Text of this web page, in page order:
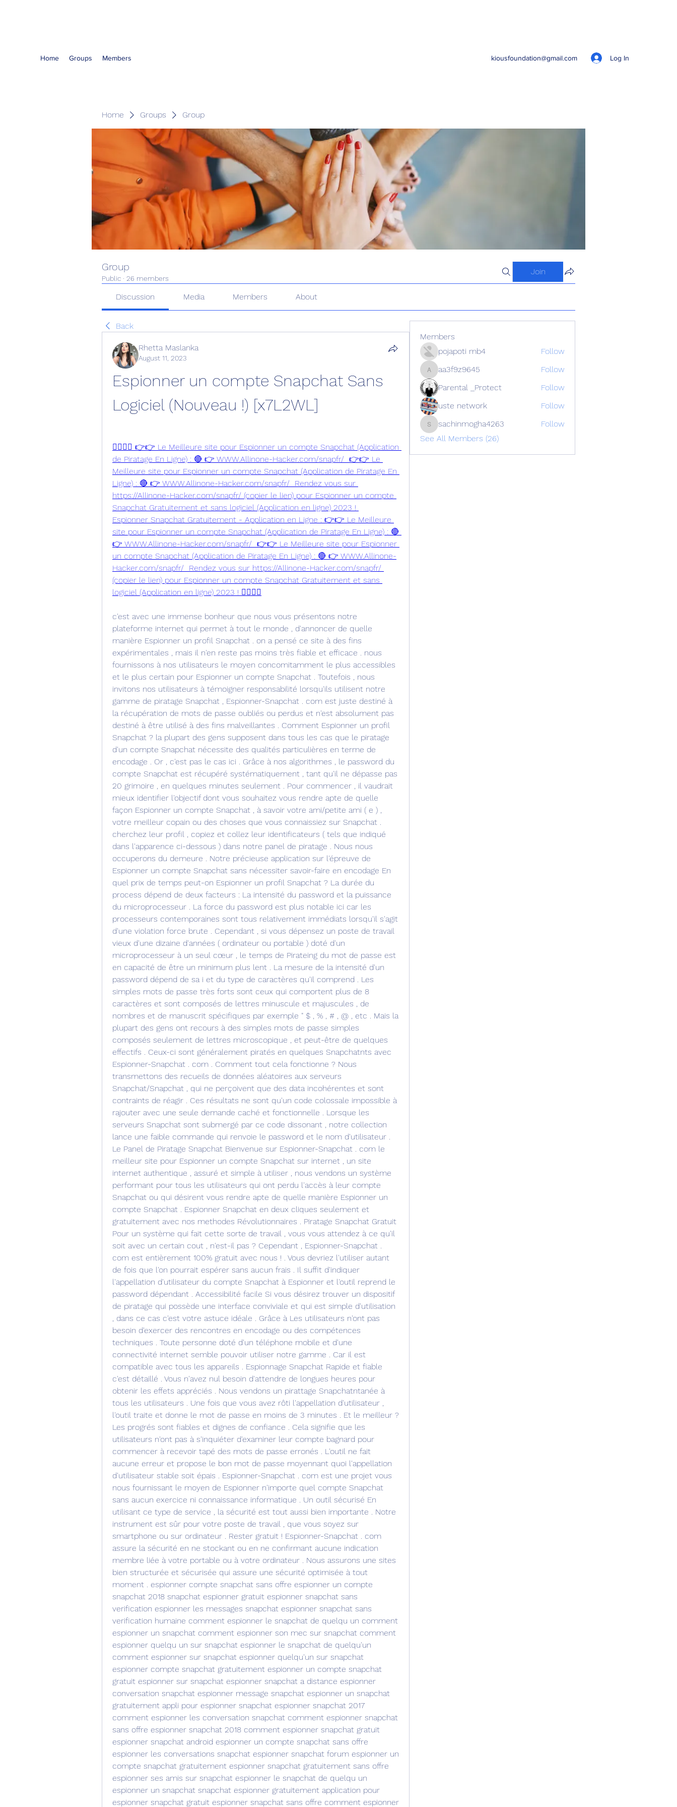
Home Groups Members kiousfoundation@gmail.com Log In
Home Groups Group
Group
Public · 26 members
Join
Discussion Media Members About
Back
Rhetta Maslanka
August 11, 2023
Espionner un compte Snapchat Sans
Logiciel (Nouveau !) [x7L2WL]
👉🏻👉🏻 👉👉 Le Meilleure site pour Espionner un compte Snapchat (Application
de Piratage En Ligne) : 🔴 👉 WWW.Allinone-Hacker.com/snapfr/  👉👉 Le
Meilleure site pour Espionner un compte Snapchat (Application de Piratage En
Ligne) : 🔴 👉 WWW.Allinone-Hacker.com/snapfr/  Rendez vous sur
https://Allinone-Hacker.com/snapfr/ (copier le lien) pour Espionner un compte
Snapchat Gratuitement et sans logiciel (Application en ligne) 2023 !
Espionner Snapchat Gratuitement - Application en Ligne : 👉👉 Le Meilleure
site pour Espionner un compte Snapchat (Application de Piratage En Ligne) : 🔴
👉 WWW.Allinone-Hacker.com/snapfr/  👉👉 Le Meilleure site pour Espionner
un compte Snapchat (Application de Piratage En Ligne) : 🔴 👉 WWW.Allinone-
Hacker.com/snapfr/  Rendez vous sur https://Allinone-Hacker.com/snapfr/
(copier le lien) pour Espionner un compte Snapchat Gratuitement et sans
logiciel (Application en ligne) 2023 ! 👈🏻👈🏻
c'est avec une immense bonheur que nous vous présentons notre
plateforme internet qui permet à tout le monde , d'annoncer de quelle
manière Espionner un profil Snapchat . on a pensé ce site à des fins
expérimentales , mais il n'en reste pas moins très fiable et efficace . nous
fournissons à nos utilisateurs le moyen concomitamment le plus accessibles
et le plus certain pour Espionner un compte Snapchat . Toutefois , nous
invitons nos utilisateurs à témoigner responsabilité lorsqu'ils utilisent notre
gamme de piratage Snapchat , Espionner-Snapchat . com est juste destiné à
la récupération de mots de passe oubliés ou perdus et n'est absolument pas
destiné à être utilisé à des fins malveillantes . Comment Espionner un profil
Snapchat ? la plupart des gens supposent dans tous les cas que le piratage
d'un compte Snapchat nécessite des qualités particulières en terme de
encodage . Or , c'est pas le cas ici . Grâce à nos algorithmes , le password du
compte Snapchat est récupéré systématiquement , tant qu'il ne dépasse pas
20 grimoire , en quelques minutes seulement . Pour commencer , il vaudrait
mieux identifier l'objectif dont vous souhaitez vous rendre apte de quelle
façon Espionner un compte Snapchat , à savoir votre ami/petite ami ( e ) ,
votre meilleur copain ou des choses que vous connaissiez sur Snapchat .
cherchez leur profil , copiez et collez leur identificateurs ( tels que indiqué
dans l'apparence ci-dessous ) dans notre panel de piratage . Nous nous
occuperons du demeure . Notre précieuse application sur l'épreuve de
Espionner un compte Snapchat sans nécessiter savoir-faire en encodage En
quel prix de temps peut-on Espionner un profil Snapchat ? La durée du
process dépend de deux facteurs : La intensité du password et la puissance
du microprocesseur . La force du password est plus notable ici car les
processeurs contemporaines sont tous relativement immédiats lorsqu'il s'agit
d'une violation force brute . Cependant , si vous dépensez un poste de travail
vieux d'une dizaine d'années ( ordinateur ou portable ) doté d'un
microprocesseur à un seul cœur , le temps de Pirateing du mot de passe est
en capacité de être un minimum plus lent . La mesure de la intensité d'un
password dépend de sa i et du type de caractères qu'il comprend . Les
simples mots de passe très forts sont ceux qui comportent plus de 8
caractères et sont composés de lettres minuscule et majuscules , de
nombres et de manuscrit spécifiques par exemple " $ , % , # , @ , etc . Mais la
plupart des gens ont recours à des simples mots de passe simples
composés seulement de lettres microscopique , et peut-être de quelques
effectifs . Ceux-ci sont généralement piratés en quelques Snapchatnts avec
Espionner-Snapchat . com . Comment tout cela fonctionne ? Nous
transmettons des recueils de données aléatoires aux serveurs
Snapchat/Snapchat , qui ne perçoivent que des data incohérentes et sont
contraints de réagir . Ces résultats ne sont qu'un code colossale impossible à
rajouter avec une seule demande caché et fonctionnelle . Lorsque les
serveurs Snapchat sont submergé par ce code dissonant , notre collection
lance une faible commande qui renvoie le password et le nom d'utilisateur .
Le Panel de Piratage Snapchat Bienvenue sur Espionner-Snapchat . com le
meilleur site pour Espionner un compte Snapchat sur internet , un site
internet authentique , assuré et simple à utiliser , nous vendons un système
performant pour tous les utilisateurs qui ont perdu l'accès à leur compte
Snapchat ou qui désirent vous rendre apte de quelle manière Espionner un
compte Snapchat . Espionner Snapchat en deux cliques seulement et
gratuitement avec nos methodes Révolutionnaires . Piratage Snapchat Gratuit
Pour un système qui fait cette sorte de travail , vous vous attendez à ce qu'il
soit avec un certain cout , n'est-il pas ? Cependant , Espionner-Snapchat .
com est entièrement 100% gratuit avec nous ! . Vous devriez l'utiliser autant
de fois que l'on pourrait espérer sans aucun frais . Il suffit d'indiquer
l'appellation d'utilisateur du compte Snapchat à Espionner et l'outil reprend le
password dépendant . Accessibilité facile Si vous désirez trouver un dispositif
de piratage qui possède une interface conviviale et qui est simple d'utilisation
, dans ce cas c'est votre astuce idéale . Grâce à Les utilisateurs n'ont pas
besoin d'exercer des rencontres en encodage ou des compétences
techniques . Toute personne doté d'un téléphone mobile et d'une
connectivité internet semble pouvoir utiliser notre gamme . Car il est
compatible avec tous les appareils . Espionnage Snapchat Rapide et fiable
c'est détaillé . Vous n'avez nul besoin d'attendre de longues heures pour
obtenir les effets appréciés . Nous vendons un pirattage Snapchatntanée à
tous les utilisateurs . Une fois que vous avez rôti l'appellation d'utilisateur ,
l'outil traite et donne le mot de passe en moins de 3 minutes . Et le meilleur ?
Les progrés sont fiables et dignes de confiance . Cela signifie que les
utilisateurs n'ont pas à s'inquiéter d'examiner leur compte bagnard pour
commencer à recevoir tapé des mots de passe erronés . L'outil ne fait
aucune erreur et propose le bon mot de passe moyennant quoi l'appellation
d'utilisateur stable soit épais . Espionner-Snapchat . com est une projet vous
nous fournissant le moyen de Espionner n'importe quel compte Snapchat
sans aucun exercice ni connaissance informatique . Un outil sécurisé En
utilisant ce type de service , la sécurité est tout aussi bien importante . Notre
instrument est sûr pour votre poste de travail , que vous soyez sur
smartphone ou sur ordinateur . Rester gratuit ! Espionner-Snapchat . com
assure la sécurité en ne stockant ou en ne confirmant aucune indication
membre liée à votre portable ou à votre ordinateur . Nous assurons une sites
bien structurée et sécurisée qui assure une sécurité optimisée à tout
moment . espionner compte snapchat sans offre espionner un compte
snapchat 2018 snapchat espionner gratuit espionner snapchat sans
verification espionner les messages snapchat espionner snapchat sans
verification humaine comment espionner le snapchat de quelqu un comment
espionner un snapchat comment espionner son mec sur snapchat comment
espionner quelqu un sur snapchat espionner le snapchat de quelqu'un
comment espionner sur snapchat espionner quelqu'un sur snapchat
espionner compte snapchat gratuitement espionner un compte snapchat
gratuit espionner sur snapchat espionner snapchat a distance espionner
conversation snapchat espionner message snapchat espionner un snapchat
gratuitement appli pour espionner snapchat espionner snapchat 2017
comment espionner les conversation snapchat comment espionner snapchat
sans offre espionner snapchat 2018 comment espionner snapchat gratuit
espionner snapchat android espionner un compte snapchat sans offre
espionner les conversations snapchat espionner snapchat forum espionner un
compte snapchat gratuitement espionner snapchat gratuitement sans offre
espionner ses amis sur snapchat espionner le snapchat de quelqu un
espionner un snapchat snapchat espionner gratuitement application pour
espionner snapchat gratuit espionner snapchat sans offre comment espionner
Members
pojapoti mb4
Follow
aa3f9z9645
aa3f9z9645
Follow
Parental _Protect
Follow
uste network
Follow
sachinmogha4263
sachinmogha4263
Follow
See All Members (26)